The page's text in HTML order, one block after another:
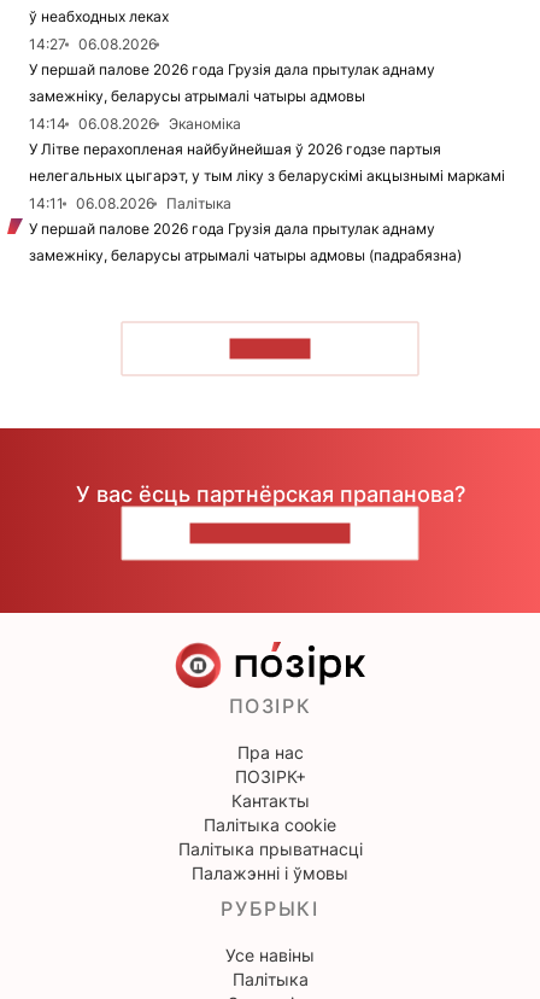
ў неабходных леках
14:27
06.08.2026
У першай палове 2026 года Грузія дала прытулак аднаму
замежніку, беларусы атрымалі чатыры адмовы
14:14
06.08.2026
Эканоміка
У Літве перахопленая найбуйнейшая ў 2026 годзе партыя
нелегальных цыгарэт, у тым ліку з беларускімі акцызнымі маркамі
14:11
06.08.2026
Палітыка
У першай палове 2026 года Грузія дала прытулак аднаму
замежніку, беларусы атрымалі чатыры адмовы (падрабязна)
У вас ёсць партнёрская прапанова?
ПОЗІРК
Пра нас
ПОЗІРК+
Кантакты
Палітыка cookie
Палітыка прыватнасці
Палажэнні і ўмовы
РУБРЫКІ
Усе навіны
Палітыка